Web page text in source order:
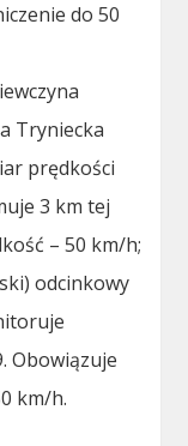
do 50
Tryniecka
prędkości
3 km tej
– 50 km/h;
odcinkowy
Obowiązuje
km/h.